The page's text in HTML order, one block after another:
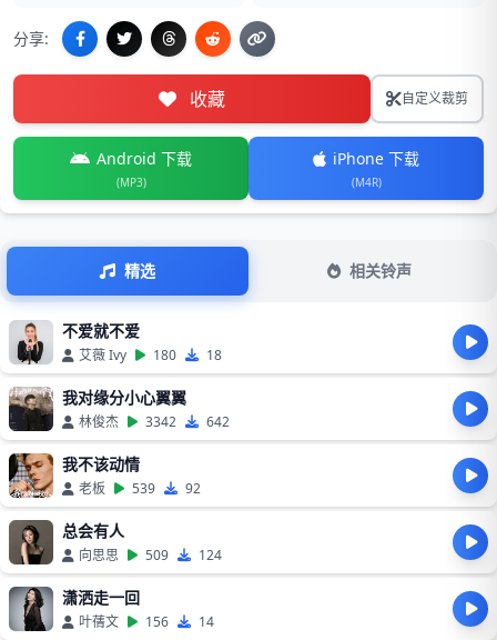
分享:
收藏 自定义裁剪
Android 下载
(MP3)
iPhone 下载
(M4R)
精选 相关铃声
不爱就不爱
艾薇 Ivy 180 18
我对缘分小心翼翼
林俊杰 3342 642
我不该动情
老板 539 92
总会有人
向思思 509 124
潇洒走一回
叶蒨文 156 14